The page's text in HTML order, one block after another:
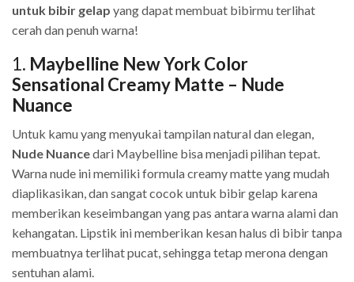
untuk bibir gelap yang dapat membuat bibirmu terlihat
cerah dan penuh warna!
1. Maybelline New York Color
Sensational Creamy Matte – Nude
Nuance
Untuk kamu yang menyukai tampilan natural dan elegan,
Nude Nuancedari Maybelline bisa menjadi pilihan tepat.
Warna nude ini memiliki formula creamy matte yang mudah
diaplikasikan, dan sangat cocok untuk bibir gelap karena
memberikan keseimbangan yang pas antara warna alami dan
kehangatan. Lipstik ini memberikan kesan halus di bibir tanpa
membuatnya terlihat pucat, sehingga tetap merona dengan
sentuhan alami.